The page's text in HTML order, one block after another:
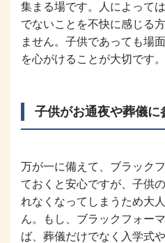
集まる場です。人によって
でないことを不快に感じる
ません。子供であっても場
を心がけることが大切です。
子供がお通夜や葬儀に
万が一に備えて、ブラック
ておくと安心ですが、子供
れなくなってしまうため大
ん。もし、ブラックフォー
ば、葬儀だけでなく入学式